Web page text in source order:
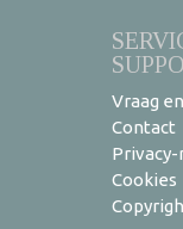
Vraag
Contact
Cookies